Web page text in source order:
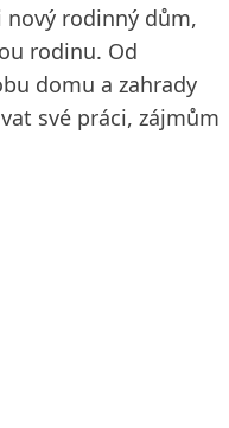
rodinný dům,
rodinu. Od
domu a zahrady
své práci, zájmům